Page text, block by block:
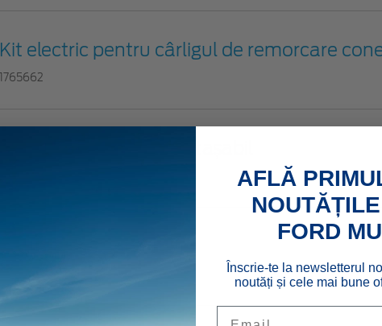
Kit electric pentru cârligul de remorcare
1765662
AFLĂ
FORD
Înscrie-te la newsletterul
noutăți și cele mai bune